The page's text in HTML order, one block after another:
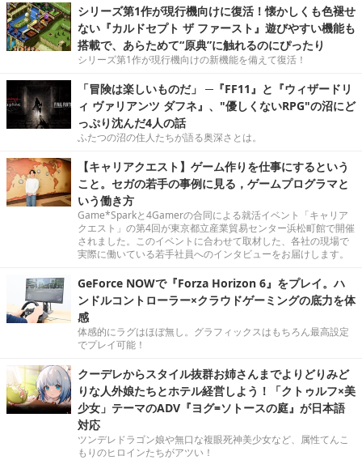
シリーズ第1作が現行機向けに復活！懐かしくも色褪せ
ない『カルドセプト ザ ファースト』遊びやすい機能も
搭載で、あらためて“原典”に触れるのにぴったり
シリーズ第1作が現行機向けの新機能を備えて復活！
「冒険は楽しいものだ」 ─『FF11』と『ウィザードリ
ィ ヴァリアンツ ダフネ』、"優しくないRPG"の沼にど
っぷり沈んだ4人の話
ふたつの沼の住人たちが語る奥深さとは。
【キャリアクエスト】ゲーム作りを仕事にするという
こと。セガの若手の事例に見る，ゲームプログラマと
いう働き方
Game*Sparkと4Gamerの合同による就活イベント「キャリア
クエスト」の第4回が東京都立産業貿易センター浜松町館で開催
されました。このイベントに合わせて取材した、各社の現場で
実際に働いている若手社員へのインタビューをお届けします。
GeForce NOWで『Forza Horizon 6』をプレイ。ハ
ンドルコントローラー×クラウドゲーミングの底力を体
感
体感的にラグはほぼ無し。グラフィックスはもちろん最高設定
でプレイ可能！
クーデレからスタイル抜群お姉さんまでよりどりみど
りな人外娘たちとホテル経営しよう！「クトゥルフ×美
少女」テーマのADV『ヨグ=ソトースの庭』が日本語
対応
ツンデレドラゴン娘や無口な複眼死神美少女など、属性てんこ
もりのヒロインたちがアツい！